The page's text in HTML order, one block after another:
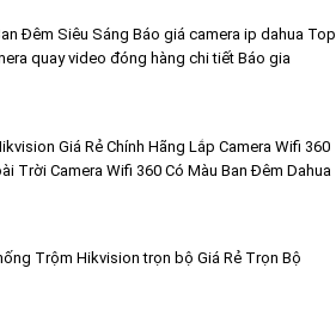
Đêm Siêu Sáng Báo giá camera ip dahua Top
quay video đóng hàng chi tiết Báo gia
Giá Rẻ Chính Hãng Lắp Camera Wifi 360
Trời Camera Wifi 360 Có Màu Ban Đêm Dahua
Trộm Hikvision trọn bộ Giá Rẻ Trọn Bộ